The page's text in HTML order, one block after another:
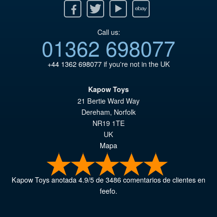
Twitter Youtube Ebay
Call us:
01362 698077
+44 1362 698077if you're not in the UK
Kapow Toys
21 Bertie Ward Way
Dereham, Norfolk
NR19 1TE
UK
Mapa
Kapow Toysanotada4.9/5de3486comentarios de clientes en
feefo.